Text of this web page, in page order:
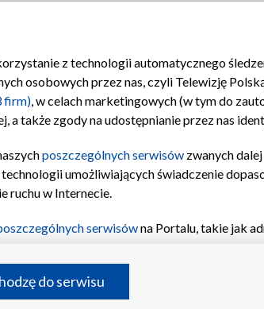
prywatności Moje zgody Pomoc
z technologii automatycznego
osobowych przez nas, czyli Telewizję
firm), w celach marketingowych (w tym do
a także zgody na udostępnianie przez nas
poszczególnych serwisów zwanych
umożliwiających świadczenie
ruchu w Internecie.
serwisówna Portalu, takie jak
informacji na urządzeniu lub dostęp
spersonalizowanych treści, wyboru
opracowywania i ulepszania produktów,
do serwisu